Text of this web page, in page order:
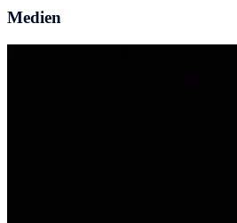
Medien